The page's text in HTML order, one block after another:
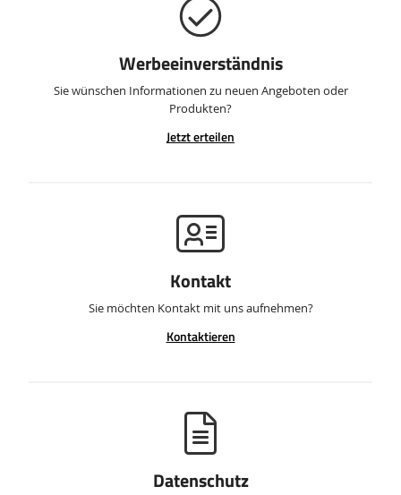
Werbeeinverständnis
Sie wünschen Informationen zu neuen Angeboten oder
Produkten?
Jetzt erteilen
Kontakt
Sie möchten Kontakt mit uns aufnehmen?
Kontaktieren
Datenschutz